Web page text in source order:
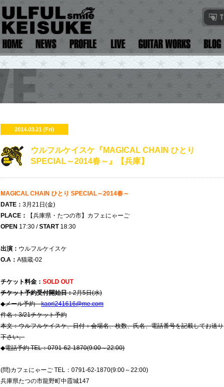
2014.03.21 (Fri)
ウルフルケイスケ『MAGICAL CHAIN ひとり
SPECIAL～2014春～』【兵庫】
MAGICAL CHAIN ひとり SPECIAL～2014春～
DATE： 3月21日(金)
PLACE：
【兵庫県・たつの市】カフェにゃーご
OPEN 17:30 /START18:30
出演： ウルフルケイスケ
O.A： A猫蔵-02
チケット料金： SOLD OUT
チケット予約受付開始日：2月5日(水)
◆メール予約kaori241616@me.com
件名：3/21チケット予約
本文：ウルフルケイスケ、日付＋会場名、枚数、氏名、電話番号を記載してお送り
下さい。
◆電話予約 TEL：0791-62-1870(9:00～22:00)
(問)カフェにゃーご TEL：0791-62-1870(9:00～22:00)
兵庫県たつの市龍野町中霞城147